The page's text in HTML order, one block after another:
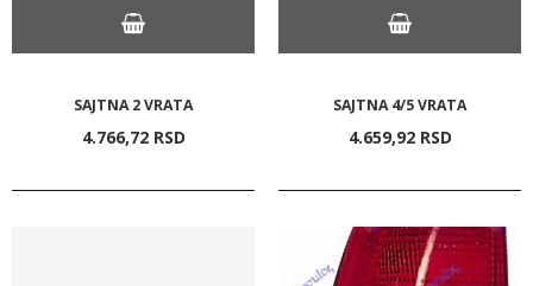
SAJTNA 2 VRATA
4.766,72 RSD
SAJTNA 4/5 VRATA
4.659,92 RSD